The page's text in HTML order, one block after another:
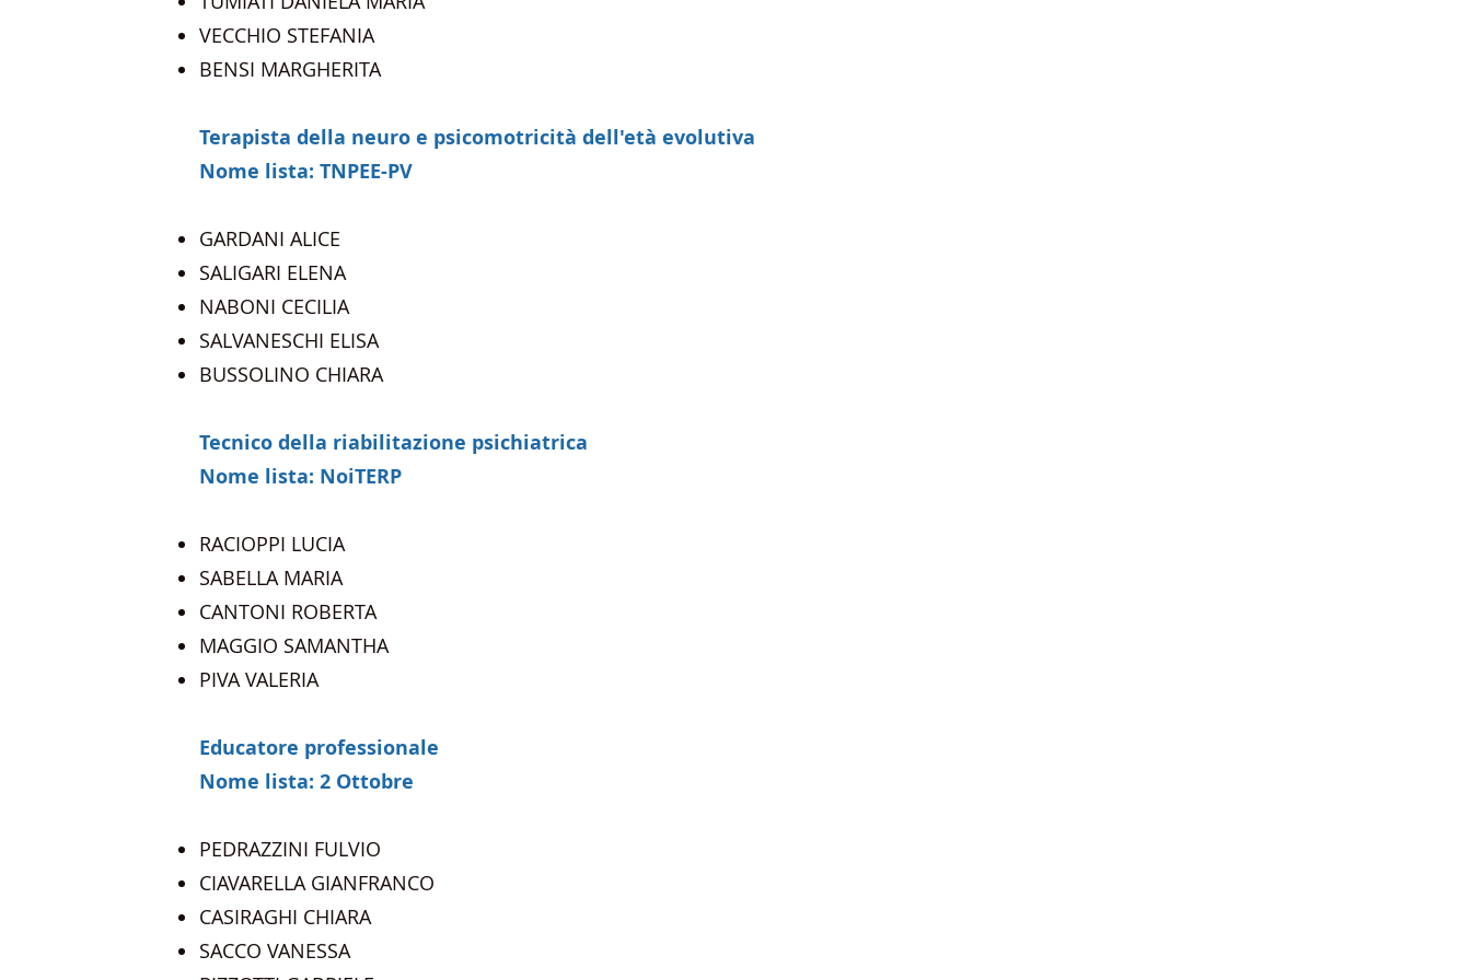
VECCHIO STEFANIA
BENSI MARGHERITA
Terapista della neuro e psicomotricità dell'età evolutiva
Nome lista: TNPEE-PV
GARDANI ALICE
SALIGARI ELENA
NABONI CECILIA
SALVANESCHI ELISA
BUSSOLINO CHIARA
Tecnico della riabilitazione psichiatrica
Nome lista: NoiTERP
RACIOPPI LUCIA
SABELLA MARIA
CANTONI ROBERTA
MAGGIO SAMANTHA
PIVA VALERIA
Educatore professionale
Nome lista: 2 Ottobre
PEDRAZZINI FULVIO​
CIAVARELLA GIANFRANCO
CASIRAGHI CHIARA
SACCO VANESSA